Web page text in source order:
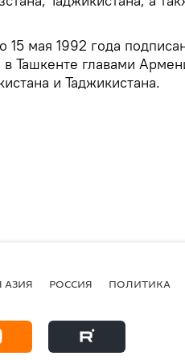
мая 1992 года
Ташкенте главами
и Таджикистана.
АЗИЯ РОССИЯ ПОЛИТИКА